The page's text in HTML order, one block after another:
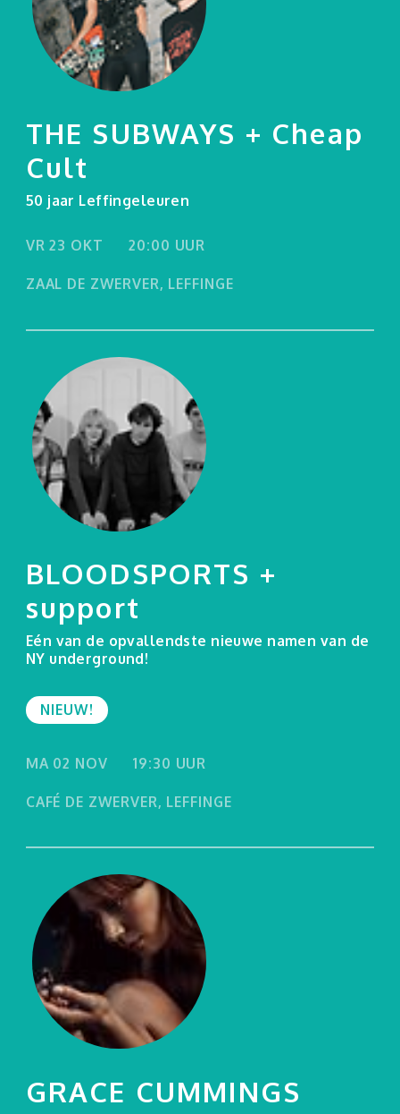
THE SUBWAYS + Cheap
Cult
50 jaar Leffingeleuren
VR 23 OKT 20:00 UUR
ZAAL DE ZWERVER, LEFFINGE
BLOODSPORTS +
support
Eén van de opvallendste nieuwe namen van de
NY underground!
NIEUW!
MA 02 NOV 19:30 UUR
CAFÉ DE ZWERVER, LEFFINGE
GRACE CUMMINGS